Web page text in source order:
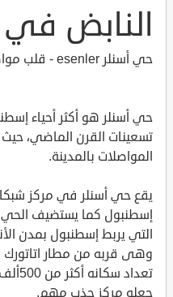
النابض في
حي أسنلر esenler - قلب مواصلات اسطنبول النابض
حي أسنلر هو أكثر أحياء
تسعينات القرن الماضي،
المواصلات بالمدينة.
يقع حي أسنلر في مركز
إسطنبول كما يستضيف
التي يربط إسطنبول بمدن
وهى قربه من مطار اتاتورك
جعله مركز جذب مهم.